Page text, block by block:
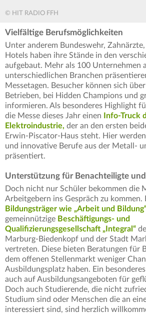
© HIT RADIO FFH
Vielfältige Berufsmöglichkeiten
Unter anderem Bundeswehr,
Hotels haben ihre Stände in den
aufgebaut. Mehr als 100 Unternehmen
unterschiedlichen Branchen
Messetagen. Besucher können sich
Betrieben, bei Hidden Champions und
informieren. Als besonderes Highlight
die Messe dieses Jahr einen Info-Truck
Elektroindustrie, der an den ersten
Erwin-Piscator-Haus steht. Hier
und innovative Berufe aus der Metall-
präsentiert.
Unterstützung für Benachteiligte
Doch nicht nur Schüler bekommen die
Arbeitgebern ins Gespräch zu kommen.
Bildungsträger wie „Arbeit und
gemeinnützige Beschäftigungs- und
Qualifizierungsgesellschaft „Integral“
Marburg-Biedenkopf und der Stadt
vertreten. Diese bieten Beratungen für
dem offenen Stellenmarkt weniger
Ausbildungsplatz haben. Ein
auch auf Ausbildungsangeboten für
Doch auch Studierende, die nicht
Studium sind oder Menschen die an
interessiert sind, sind herzlich